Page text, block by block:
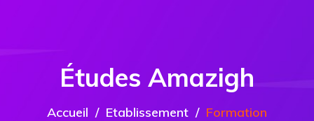
Études Amazigh
Accueil Etablissement Formation